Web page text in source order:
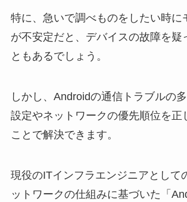
特に、急いで調べものをしたい時に
が不安定だと、デバイスの故障を疑
ともあるでしょう。
しかし、Androidの通信トラブルの
設定やネットワークの優先順位を正
ことで解決できます。
現役のITインフラエンジニアとして
ットワークの仕組みに基づいた「